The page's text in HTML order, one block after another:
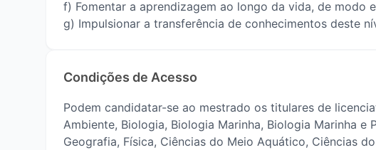
f) Fomentar a aprendizagem ao longo da vida, de modo
g) Impulsionar a transferência de conhecimentos deste
Condições de Acesso
Podem candidatar-se ao mestrado os titulares de
Ambiente, Biologia, Biologia Marinha, Biologia Marinha e
Geografia, Física, Ciências do Meio Aquático, Ciências